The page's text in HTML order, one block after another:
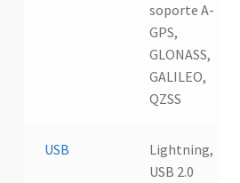
soporte A-
GPS,
GLONASS,
GALILEO,
QZSS
USB
Lightning,
USB 2.0